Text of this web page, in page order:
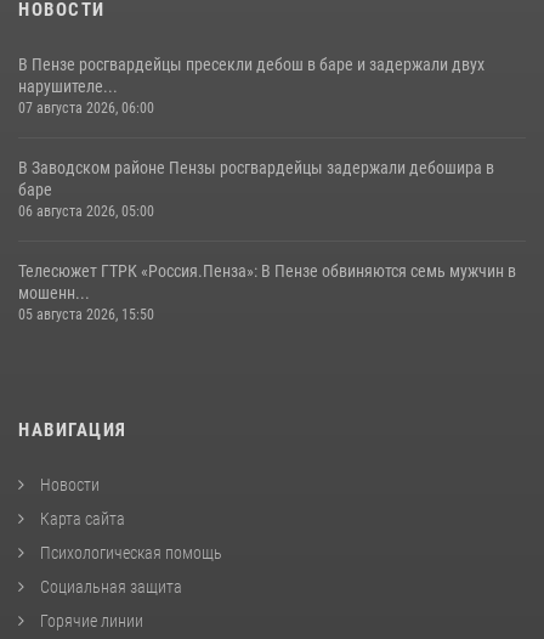
НОВОСТИ
В Пензе росгвардейцы пресекли дебош в баре и задержали двух
нарушителе...
07 августа 2026, 06:00
В Заводском районе Пензы росгвардейцы задержали дебошира в
баре
06 августа 2026, 05:00
Телесюжет ГТРК «Россия.Пенза»: В Пензе обвиняются семь мужчин в
мошенн...
05 августа 2026, 15:50
НАВИГАЦИЯ
Новости
Карта сайта
Психологическая помощь
Социальная защита
Горячие линии